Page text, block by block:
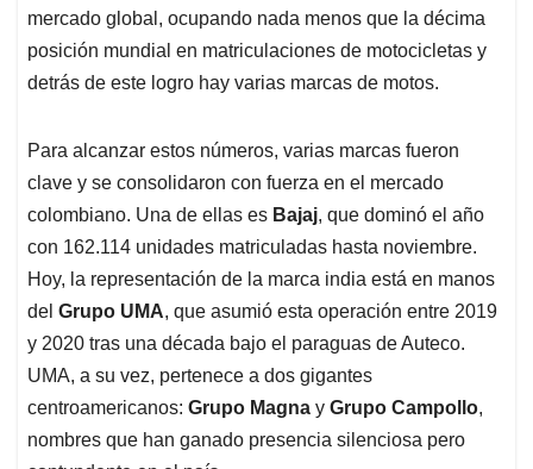
mercado global, ocupando nada menos que la décima
posición mundial en matriculaciones de motocicletas y
detrás de este logro hay varias marcas de motos.
Para alcanzar estos números, varias marcas fueron
clave y se consolidaron con fuerza en el mercado
colombiano. Una de ellas es Bajaj, que dominó el año
con 162.114 unidades matriculadas hasta noviembre.
Hoy, la representación de la marca india está en manos
del Grupo UMA, que asumió esta operación entre 2019
y 2020 tras una década bajo el paraguas de Auteco.
UMA, a su vez, pertenece a dos gigantes
centroamericanos: Grupo Magna y Grupo Campollo,
nombres que han ganado presencia silenciosa pero